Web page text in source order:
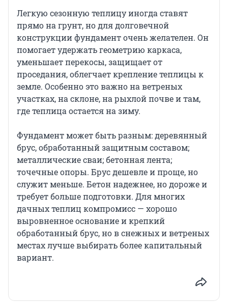
Легкую сезонную теплицу иногда ставят
прямо на грунт, но для долговечной
конструкции фундамент очень желателен. Он
помогает удержать геометрию каркаса,
уменьшает перекосы, защищает от
проседания, облегчает крепление теплицы к
земле. Особенно это важно на ветреных
участках, на склоне, на рыхлой почве и там,
где теплица остается на зиму.
Фундамент может быть разным: деревянный
брус, обработанный защитным составом;
металлические сваи; бетонная лента;
точечные опоры. Брус дешевле и проще, но
служит меньше. Бетон надежнее, но дороже и
требует больше подготовки. Для многих
дачных теплиц компромисс — хорошо
выровненное основание и крепкий
обработанный брус, но в снежных и ветреных
местах лучше выбирать более капитальный
вариант.